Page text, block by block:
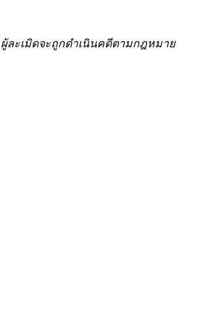
ผู้ละเมิดจะถูกดำเนินคดีตามกฎหมาย